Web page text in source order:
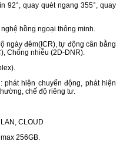
92°, quay quét ngang 355°, quay
hồng ngoại thông minh.
ngày đêm(ICR), tự động cân bằng
Chống nhiễu (2D-DNR).
hiện chuyển động, phát hiện
chế độ riêng tư.
CLOUD
256GB.